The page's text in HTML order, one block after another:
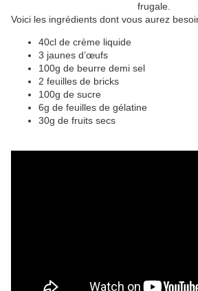
frugale.
Voici les ingrédients dont vous aurez
40cl de crème liquide
3 jaunes d’œufs
100g de beurre demi sel
2 feuilles de bricks
100g de sucre
6g de feuilles de gélatine
30g de fruits secs